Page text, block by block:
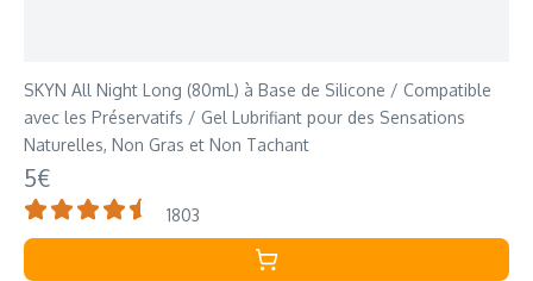
SKYN All Night Long (80mL) à Base de Silicone / Compatible
avec les Préservatifs / Gel Lubrifiant pour des Sensations
Naturelles, Non Gras et Non Tachant
5€
1803